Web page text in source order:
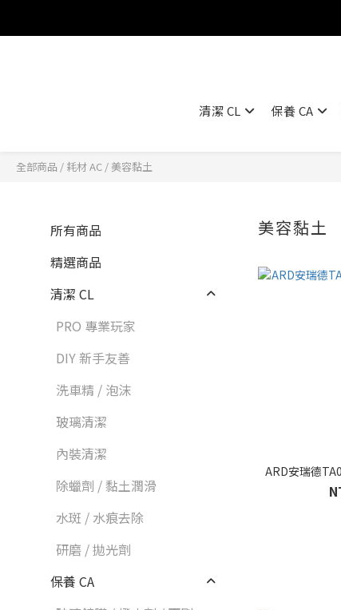
清潔 CL 保養 CA
全部商品 / 耗材 AC / 美容黏土
所有商品
精選商品
清潔 CL
PRO 專業玩家
DIY 新手友善
洗車精 / 泡沫
玻璃清潔
內裝清潔
除蠟劑 / 黏土潤滑
水斑 / 水痕去除
研磨 / 拋光劑
保養 CA
美容黏土
ARD安瑞德